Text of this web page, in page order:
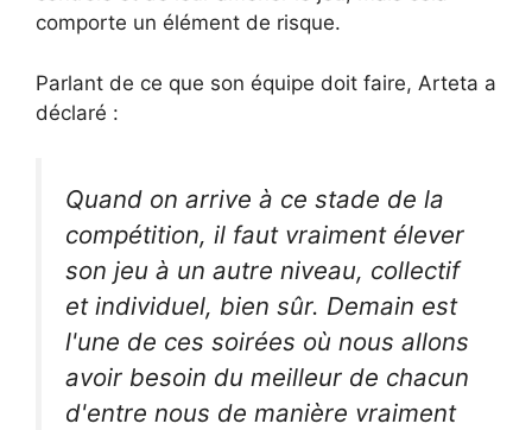
comporte un élément de risque.
Parlant de ce que son équipe doit faire, Arteta a
déclaré :
Quand on arrive à ce stade de la
compétition, il faut vraiment élever
son jeu à un autre niveau, collectif
et individuel, bien sûr. Demain est
l'une de ces soirées où nous allons
avoir besoin du meilleur de chacun
d'entre nous de manière vraiment